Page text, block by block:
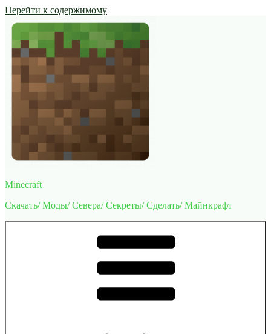
Перейти к содержимому
Minecraft
Скачать/ Моды/ Севера/ Секреты/ Сделать/ Майнкрафт